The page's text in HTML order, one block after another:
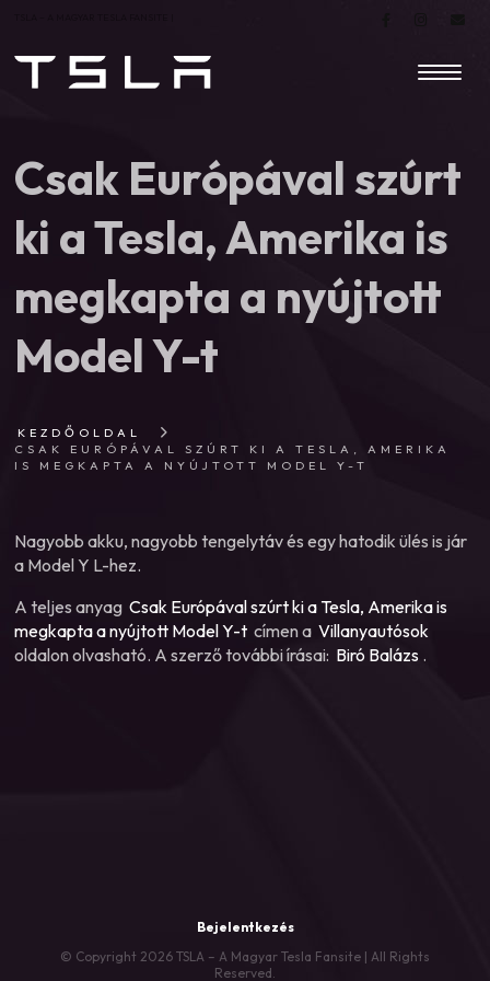
Csak Európával szúrt
ki a Tesla, Amerika is
megkapta a nyújtott
Model Y-t
KEZDŐOLDAL
CSAK EURÓPÁVAL SZÚRT KI A TESLA, AMERIKA
IS MEGKAPTA A NYÚJTOTT MODEL Y-T
Nagyobb akku, nagyobb tengelytáv és egy hatodik ülés is jár
a Model Y L-hez.
A teljes anyag Csak Európával szúrt ki a Tesla, Amerika is
megkapta a nyújtott Model Y-t címen a Villanyautósok
oldalon olvasható. A szerző további írásai: Biró Balázs .
Bejelentkezés
© Copyright 2026 TSLA – A Magyar Tesla Fansite | All Rights
Reserved.